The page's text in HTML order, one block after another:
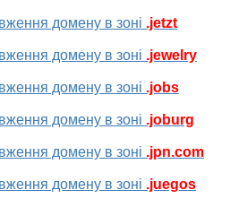
домену в зоні .jetzt
домену в зоні .jewelry
домену в зоні .jobs
домену в зоні .joburg
домену в зоні .jpn.com
домену в зоні .juegos